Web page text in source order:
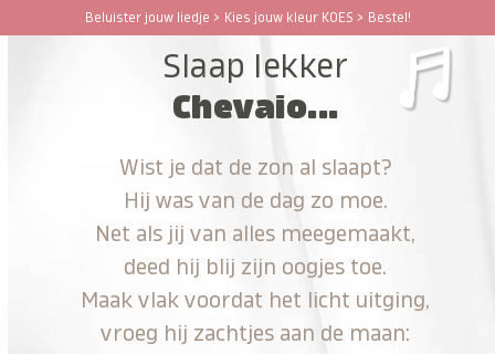
Beluister jouw liedje > Kies jouw kleur KOES > Bestel!
Open
Close
Slaap lekker
Chevaio...
Wist je dat de zon al slaapt?
Hij was van de dag zo moe.
Net als jij van alles meegemaakt,
deed hij blij zijn oogjes toe.
Maak vlak voordat het licht uitging,
vroeg hij zachtjes aan de maan: